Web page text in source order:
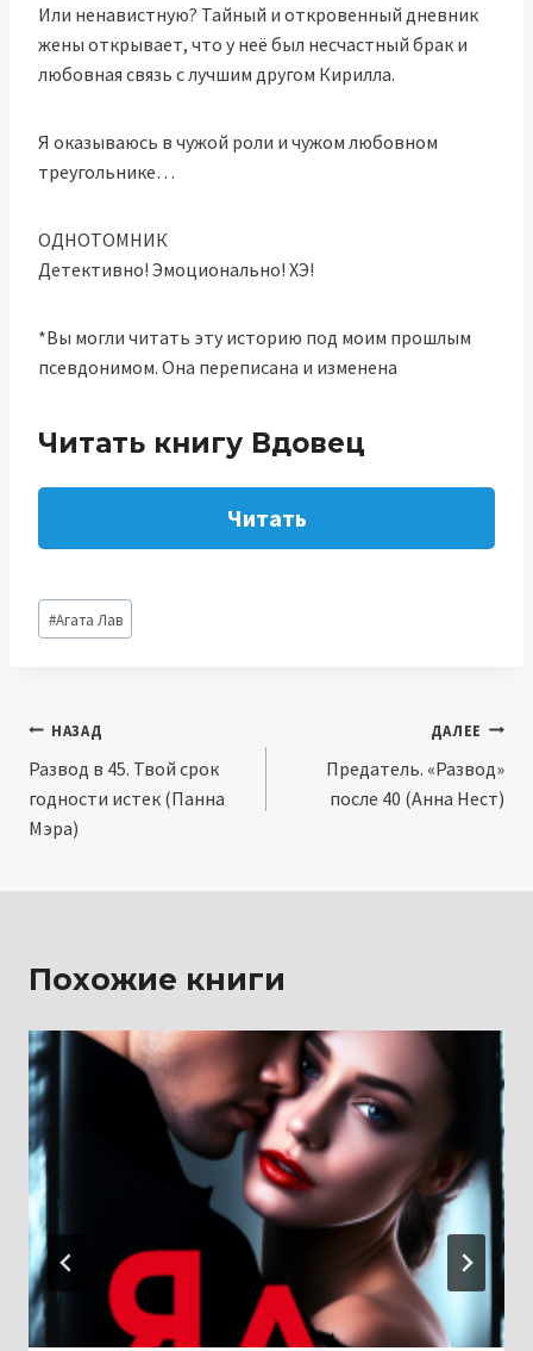
Или ненавистную? Тайный и откровенный дневник
жены открывает, что у неё был несчастный брак и
любовная связь с лучшим другом Кирилла.
Я оказываюсь в чужой роли и чужом любовном
треугольнике…
ОДНОТОМНИК
Детективно! Эмоционально! ХЭ!
*Вы могли читать эту историю под моим прошлым
псевдонимом. Она переписана и изменена
Читать книгу Вдовец
Читать
Метки
записи:
#Агата Лав
Навигация
по
записям
НАЗАД
Развод в 45. Твой срок
годности истек (Панна
Мэра)
ДАЛЕЕ
Предатель. «Развод»
после 40 (Анна Нест)
Похожие книги